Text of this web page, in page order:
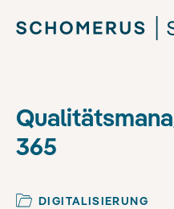
365
DIGITALISIERUNG